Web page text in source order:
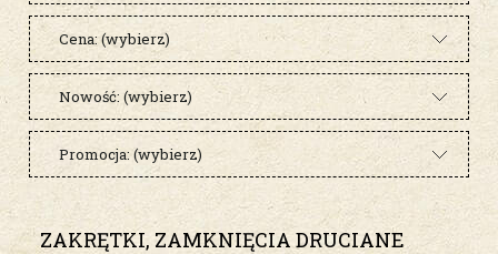
Cena: (wybierz)
Nowość: (wybierz)
Promocja: (wybierz)
ZAKRĘTKI, ZAMKNIĘCIA DRUCIANE